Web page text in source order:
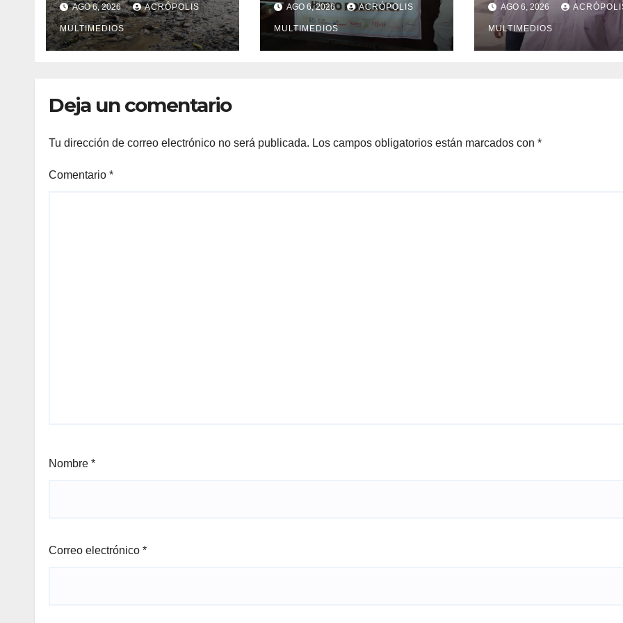
Yecuatla se
convierte en un
riesgo diario
AGO 6, 2026 ACRÓPOLIS
MULTIMEDIOS
importaciones
AGO 6, 2026 ACRÓPOLIS
MULTIMEDIOS
alcaldes
AGO 6, 2026
MULTIMEDIOS
Deja un comentario
Tu dirección de correo electrónico no será publicada. Los campos obligatorios están marcados con *
Comentario *
Nombre *
Correo electrónico *